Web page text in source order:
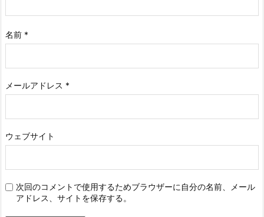
名前 *
メールアドレス *
ウェブサイト
次回のコメントで使用するためブラウザーに自分の名前、メール
アドレス、サイトを保存する。